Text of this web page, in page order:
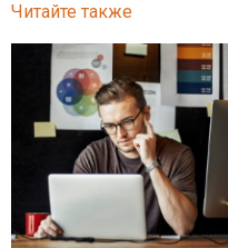
Читайте также